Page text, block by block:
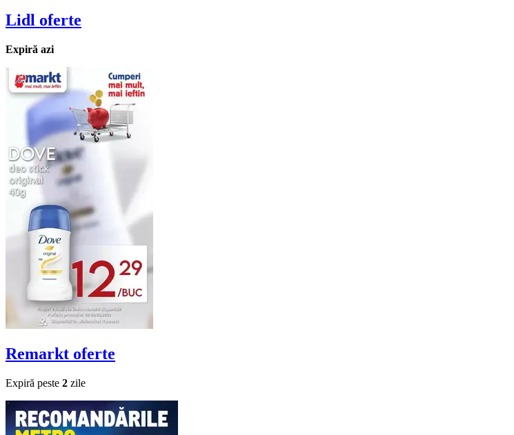
Lidl oferte
Expiră azi
Remarkt oferte
Expiră peste 2 zile